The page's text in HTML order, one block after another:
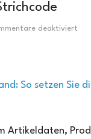
deaktiviert
Artikeldaten,